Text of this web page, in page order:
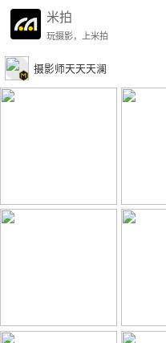
米拍
玩摄影，上米拍
摄影师天天天澜